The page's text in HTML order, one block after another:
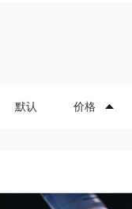
默认 价格